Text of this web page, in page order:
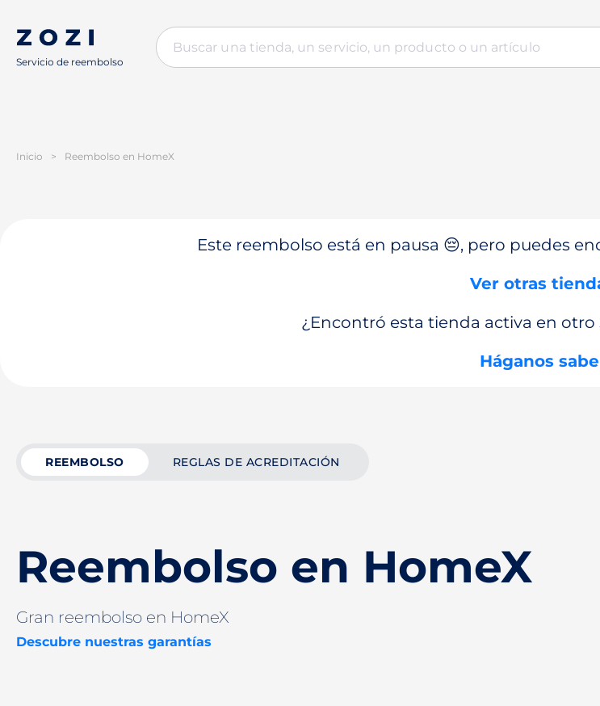
Servicio de reembolso
Inicio > Reembolso en HomeX
Este reembolso está en pausa 😔, pero puedes
Ver otras
¿Encontró esta tienda activa en otro
Háganos
REEMBOLSO REGLAS DE ACREDITACIÓN
Reembolso en HomeX
Gran reembolso en HomeX
Descubre nuestras garantías